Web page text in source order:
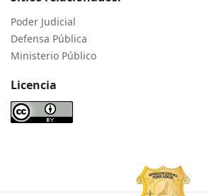
Poder Judicial
Defensa Pública
Ministerio Público
Licencia